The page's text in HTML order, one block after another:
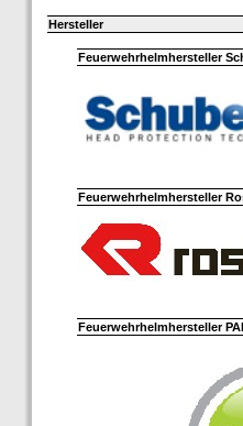
Hersteller
Feuerwehrhelmhersteller
Feuerwehrhelmhersteller
Feuerwehrhelmhersteller